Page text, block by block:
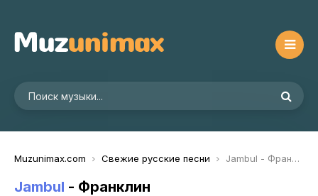
Muzunimax.com Свежие русские песни Jambul - Франклин
Jambul - Франклин